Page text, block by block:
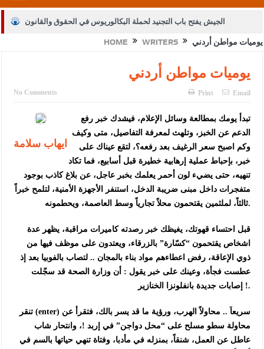
الجيش يفتح باب التجنيد لحملة البكالوريوس في الحقوق والقانون
بيان اجتماع عمّان:دعم الوصاية الهاشمية التاريخية على المقدسات
الإسلامية والمسيحية
الأمن يتلف 16 مليون حبة كبتاجون و1480 كغم مواد مخدرة
القاضي يلتقي رؤساء تحرير الصحف اليومية ويؤكد حرص مجلس النواب
على شراكة فاعلة مع الإعلام
دعوة المكلفين بخدمة العلم (الدفعة الثالثة) إلى مراجعة منصة خدمة
العلم
الملك يلتقي مجموعة من رفاق السلاح
الملك يتلقى اتصالا هاتفيا من العاهل البحريني
القاضي محمود أحمد فريحات.. مبارك ومزيدا من التوفيق
عارف بيك فريحات.. مبارك وبكم تزهو المناصب
HOME WRITERS يوميات مواطن أردني
يوميات مواطن أردني
No Comments Print Email
ايهاب سلامة
تبدأ يومك بمطالعة وسائل الإعلام، فيشدك خبر رفع
الدعم عن الخبز، وتلهث لمعرفة التفاصيل، متى وكيف
وكم اصبح سعر الرغيف بعد رفعه؟، لتقع عيناك على
خبر، بإحباط عملية إرهابية خطيرة قبل أسابيع، فما تكاد
تنهيه، حتى يضيء لون أحمر يعلمك بخبر عاجل، عن بلاغ كاذب بوجود
متفجرات داخل مبنى ضريبة الدخل، استنفر الأجهزة الأمنية، لتلمح خبراً
ثالثاً، لملثمين يقتحمون محلاً تجارياً وسط العاصمة، ويحطمونه.
قبل احتساء قهوتك، يغيظك خبر رصدته كاميرات مراقبة، يظهر عدة
اشخاص يقتحمون “كسّارة” بالزرقاء، ويعتدون على موظف فيها من
ذوي الإعاقة، رفض اعطاءهم مواد بناء بالمجان .. لتصاب بالفوبيا بعد إذ
عطست فجأة، وعينك على خبر يقول : أن وزارة الصحة قد سجّلت
إصابات جديدة بانفلونزا الخنازير !.
تنقر (enter) سريعاَ .. محاولاً الهرب، ورؤية ما قد يسر بالك، فتقرأ عن
محاولة سطو مسلح على “محل دواجن” في إربد !، وانتحار شاب
عاطل عن العمل، شنقاً، بمنزله في مأدبا، وفتاة تنهي حياتها بالسم في